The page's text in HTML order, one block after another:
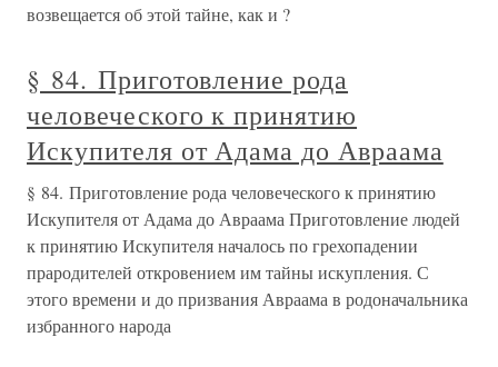
возвещается об этой тайне, как и ?
§ 84. Приготовление рода
человеческого к принятию
Искупителя от Адама до Авраама
§ 84. Приготовление рода человеческого к принятию
Искупителя от Адама до Авраама Приготовление людей
к принятию Искупителя началось по грехопадении
прародителей откровением им тайны искупления. С
этого времени и до призвания Авраама в родоначальника
избранного народа